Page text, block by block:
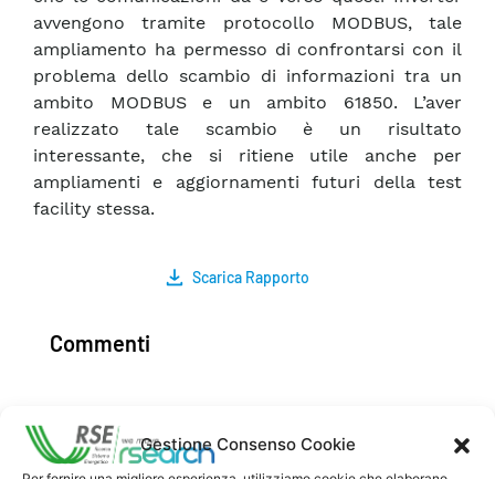
Gestione Consenso Cookie
avvengono tramite protocollo MODBUS, tale
ampliamento ha permesso di confrontarsi con il
problema dello scambio di informazioni tra un
ambito MODBUS e un ambito 61850. L’aver
realizzato tale scambio è un risultato
interessante, che si ritiene utile anche per
ampliamenti e aggiornamenti futuri della test
facility stessa.
Scarica Rapporto
Commenti
Pubblica un commento